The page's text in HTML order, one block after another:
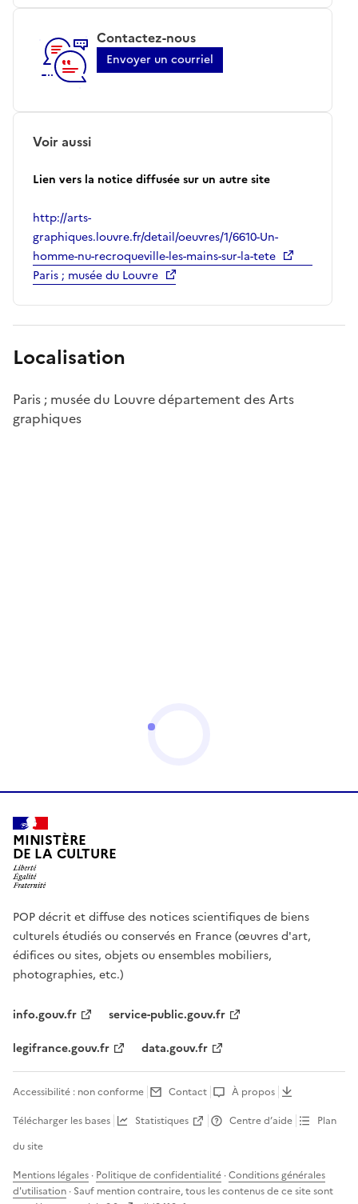
Contactez-nous
Envoyer un courriel
Voir aussi
Lien vers la notice diffusée sur un autre site
http://arts-
graphiques.louvre.fr/detail/oeuvres/1/6610-Un-
homme-nu-recroqueville-les-mains-sur-la-tete
Paris ; musée du Louvre
Localisation
Paris ; musée du Louvre département des Arts
graphiques
MINISTÈRE
DE LA CULTURE
POP décrit et diffuse des notices scientifiques de biens
culturels étudiés ou conservés en France (œuvres d'art,
édifices ou sites, objets ou ensembles mobiliers,
photographies, etc.)
info.gouv.fr
service-public.gouv.fr
legifrance.gouv.fr
data.gouv.fr
Accessibilité : non conforme Contact
À propos
Télécharger les bases
Statistiques Centre d’aide
Plan
du site
Mentions légales · Politique de confidentialité ·Conditions générales
d'utilisation · Sauf mention contraire, tous les contenus de ce site sont